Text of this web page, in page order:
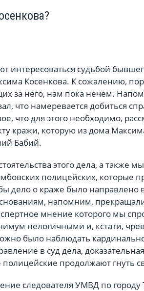
интересоваться судьбой
Косенкова. К сожалению,
за него, нам пока нечем.
что намеревается добиться
что для этого необходимо,
кражи, которую из дома
Бабий.
этого дела, а также
полицейских, которые
дело о краже было направлено
напомним,
мнение которого мы
нелогичными и, кстати,
было наблюдать
в суд дела,
продолжают гнуть
следователя УМВД по городу